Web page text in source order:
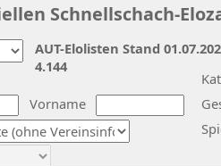
Schnellschach-
Vorname
AUT-Elolisten Stand
4.144